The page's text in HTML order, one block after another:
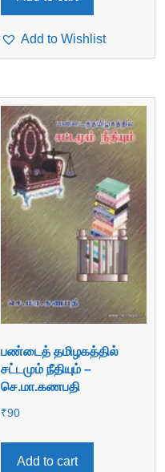
Add to Wishlist
பண்டைத் தமிழகத்தில்
சட்டமும் நீதியும் –
செ.மா.கணபதி
₹90
Add to cart